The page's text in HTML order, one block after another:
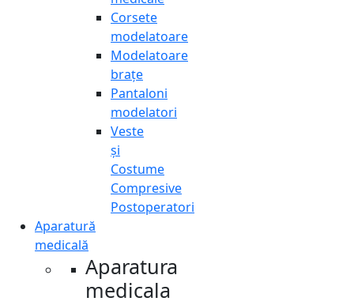
Corsete
modelatoare
Modelatoare
brațe
Pantaloni
modelatori
Veste
și
Costume
Compresive
Postoperatori
Aparatură
medicală
Aparatura
medicala